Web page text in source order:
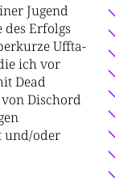
Jugend
Erfolgs
Uffta-
ich vor
Dead
Dischord
und/oder